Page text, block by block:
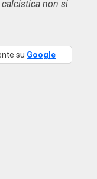
non si
su Google